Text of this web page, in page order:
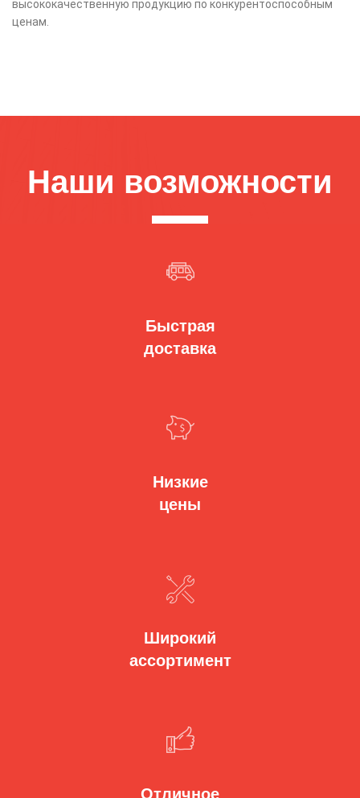
высококачественную продукцию по конкурентоспособным
ценам.
Наши возможности
Быстрая
доставка
Низкие
цены
Широкий
ассортимент
Отличное